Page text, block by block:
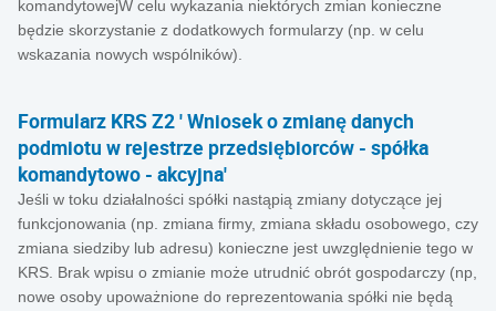
komandytowejW celu wykazania niektórych zmian konieczne
będzie skorzystanie z dodatkowych formularzy (np. w celu
wskazania nowych wspólników).
Formularz KRS Z2 ' Wniosek o zmianę danych
podmiotu w rejestrze przedsiębiorców - spółka
komandytowo - akcyjna'
Jeśli w toku działalności spółki nastąpią zmiany dotyczące jej
funkcjonowania (np. zmiana firmy, zmiana składu osobowego, czy
zmiana siedziby lub adresu) konieczne jest uwzględnienie tego w
KRS. Brak wpisu o zmianie może utrudnić obrót gospodarczy (np,
nowe osoby upoważnione do reprezentowania spółki nie będą